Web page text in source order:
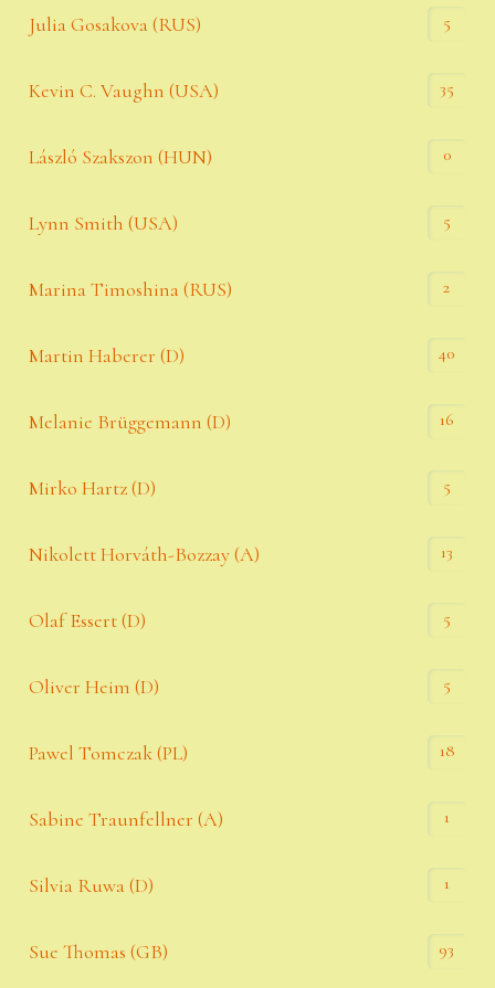
Julia Gosakova (RUS) 5
Kevin C. Vaughn (USA) 35
László Szakszon (HUN) 0
Lynn Smith (USA) 5
Marina Timoshina (RUS) 2
Martin Haberer (D) 40
Melanie Brüggemann (D) 16
Mirko Hartz (D) 5
Nikolett Horváth-Bozzay (A) 13
Olaf Essert (D) 5
Oliver Heim (D) 5
Pawel Tomczak (PL) 18
Sabine Traunfellner (A) 1
Silvia Ruwa (D) 1
Sue Thomas (GB) 93